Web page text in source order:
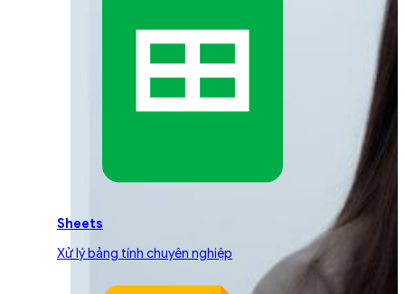
Sheets
Xử lý bảng tính chuyên nghiệp